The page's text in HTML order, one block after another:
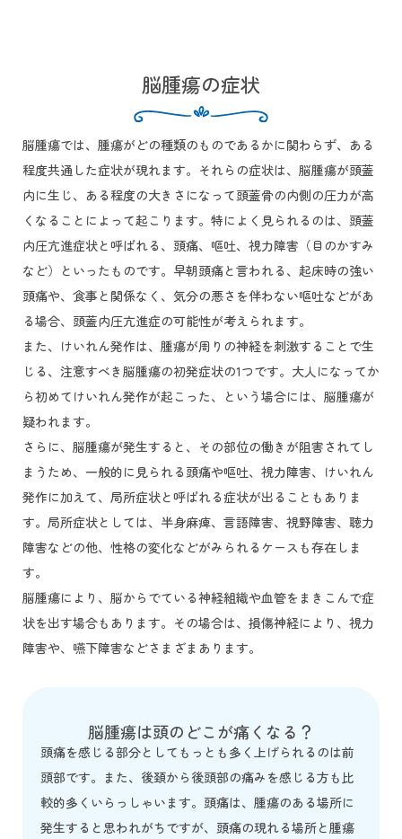
脳腫瘍の症状
脳腫瘍では、腫瘍がどの種類のものであるかに関わらず、ある
程度共通した症状が現れます。それらの症状は、脳腫瘍が頭蓋
内に生じ、ある程度の大きさになって頭蓋骨の内側の圧力が高
くなることによって起こります。特によく見られるのは、頭蓋
内圧亢進症状と呼ばれる、頭痛、嘔吐、視力障害（目のかすみ
など）といったものです。早朝頭痛と言われる、起床時の強い
頭痛や、食事と関係なく、気分の悪さを伴わない嘔吐などがあ
る場合、頭蓋内圧亢進症の可能性が考えられます。
また、けいれん発作は、腫瘍が周りの神経を刺激することで生
じる、注意すべき脳腫瘍の初発症状の1つです。大人になってか
ら初めてけいれん発作が起こった、という場合には、脳腫瘍が
疑われます。
さらに、脳腫瘍が発生すると、その部位の働きが阻害されてし
まうため、一般的に見られる頭痛や嘔吐、視力障害、けいれん
発作に加えて、局所症状と呼ばれる症状が出ることもありま
す。局所症状としては、半身麻痺、言語障害、視野障害、聴力
障害などの他、性格の変化などがみられるケースも存在しま
す。
脳腫瘍により、脳からでている神経組織や血管をまきこんで症
状を出す場合もあります。その場合は、損傷神経により、視力
障害や、嚥下障害などさまざまあります。
脳腫瘍は頭のどこが痛くなる？
頭痛を感じる部分としてもっとも多く上げられるのは前
頭部です。また、後頚から後頭部の痛みを感じる方も比
較的多くいらっしゃいます。頭痛は、腫瘍のある場所に
発生すると思われがちですが、頭痛の現れる場所と腫瘍